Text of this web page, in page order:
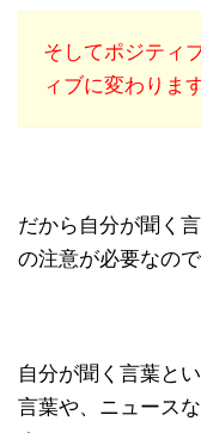
そしてポジティ
ィブに変わります
だから自分が聞く
の注意が必要なので
自分が聞く言葉と
言葉や、ニュース